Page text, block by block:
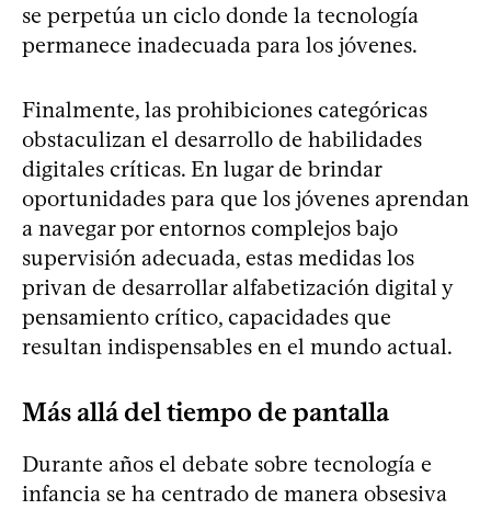
se perpetúa un ciclo donde la tecnología
permanece inadecuada para los jóvenes.
Finalmente, las prohibiciones categóricas
obstaculizan el desarrollo de habilidades
digitales críticas. En lugar de brindar
oportunidades para que los jóvenes aprendan
a navegar por entornos complejos bajo
supervisión adecuada, estas medidas los
privan de desarrollar alfabetización digital y
pensamiento crítico, capacidades que
resultan indispensables en el mundo actual.
Más allá del tiempo de pantalla
Durante años el debate sobre tecnología e
infancia se ha centrado de manera obsesiva